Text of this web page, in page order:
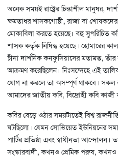
অনেক সময়ই রাষ্ট্রের চিন্তাশীল মানুষর,
ক্ষমতাধর শাসকগোষ্ঠী, রাজা বা শোষকদের
মোকাবিলা করতে হয়েছে। বহু সুপরিচিত
শাসক কর্তৃক নিষিদ্ধ হয়েছে। হোমারের
চীনা দার্শনিক কনফুসিয়াসের মতামত,
আক্রমণ করেছিলেন। নিঃসন্দেহে এই
যোগ না করলে তা অসম্পূর্ণ থাকবে। সকল
আমাদের জাতীয় কবি, বিদ্রোহী কবি
কবির বেড়ে ওঠার সময়টাতেই বিশ্ব
ঘটছিলো। যেমন সোভিয়েত ইউনিয়নের
পার্টির প্রতিষ্ঠা এবং স্বাধীনতা
সংস্কারবাদী, কখনও প্রেমিক পরুষ,